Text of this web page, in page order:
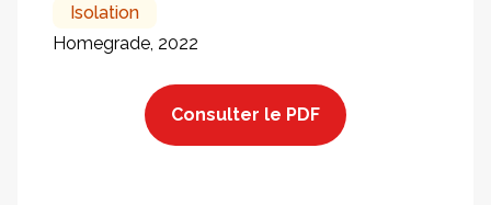
Isolation
Homegrade, 2022
Consulter le PDF